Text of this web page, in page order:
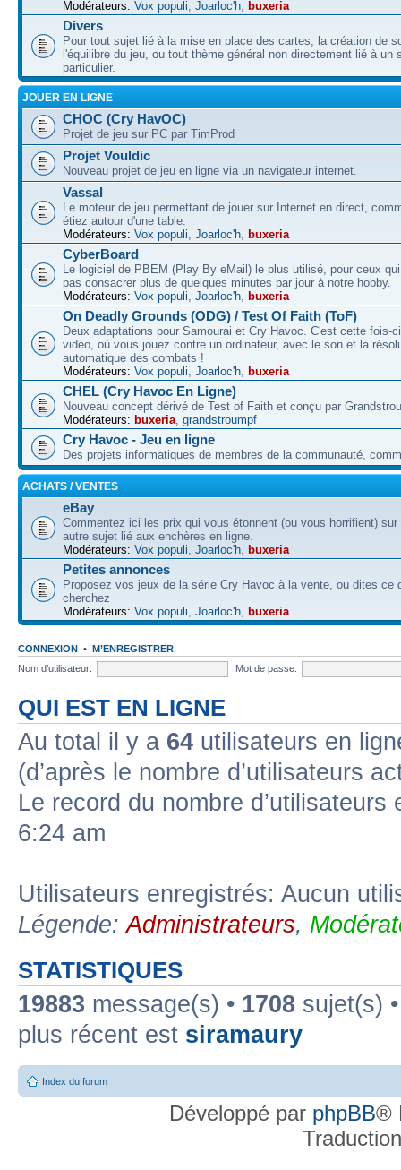
Modérateurs: Vox populi, Joarloc'h, buxeria
Divers
Pour tout sujet lié à la mise en place des cartes, la création de
l'équilibre du jeu, ou tout thème général non directement lié à un
particulier.
JOUER EN LIGNE
CHOC (Cry HavOC)
Projet de jeu sur PC par TimProd
Projet Vouldic
Nouveau projet de jeu en ligne via un navigateur internet.
Vassal
Le moteur de jeu permettant de jouer sur Internet en direct,
étiez autour d'une table.
Modérateurs: Vox populi, Joarloc'h, buxeria
CyberBoard
Le logiciel de PBEM (Play By eMail) le plus utilisé, pour ceux
pas consacrer plus de quelques minutes par jour à notre hobby.
Modérateurs: Vox populi, Joarloc'h, buxeria
On Deadly Grounds (ODG) / Test Of Faith (ToF)
Deux adaptations pour Samourai et Cry Havoc. C'est cette fois-
vidéo, où vous jouez contre un ordinateur, avec le son et la
automatique des combats !
Modérateurs: Vox populi, Joarloc'h, buxeria
CHEL (Cry Havoc En Ligne)
Nouveau concept dérivé de Test of Faith et conçu par
Modérateurs: buxeria, grandstroumpf
Cry Havoc - Jeu en ligne
Des projets informatiques de membres de la communauté,
ACHATS / VENTES
eBay
Commentez ici les prix qui vous étonnent (ou vous horrifient)
autre sujet lié aux enchères en ligne.
Modérateurs: Vox populi, Joarloc'h, buxeria
Petites annonces
Proposez vos jeux de la série Cry Havoc à la vente, ou dites ce
cherchez
Modérateurs: Vox populi, Joarloc'h, buxeria
CONNEXION • M’ENREGISTRER
Nom d’utilisateur:
Mot de passe:
QUI EST EN LIGNE
Au total il y a 64 utilisateurs en
(d’après le nombre d’utilisateurs
Le record du nombre
6:24 am
Utilisateurs enregistrés: Aucun
Légende:Administrateurs,
STATISTIQUES
19883 message(s) • 1708 sujet(s)
plus récent est siramaury
Index du forum
Développé par phpBB®